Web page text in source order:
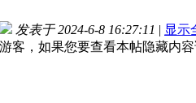
发表于 2024-6-8 16:27:11 | 显示
游客，如果您要查看本帖隐藏内